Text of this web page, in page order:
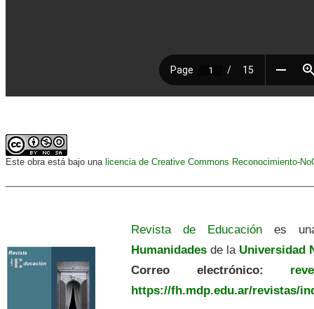
Este obra está bajo una licencia de Creative Commons Reconocimiento-
Revista de Educación es
Humanidades de la Universidad
Correo electrónico:
https://fh.mdp.edu.ar/revistas/